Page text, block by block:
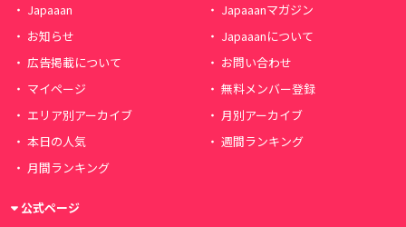
Japaaan
Japaaanマガジン
お知らせ
Japaaanについて
広告掲載について
お問い合わせ
マイページ
無料メンバー登録
エリア別アーカイブ
月別アーカイブ
本日の人気
週間ランキング
月間ランキング
公式ページ